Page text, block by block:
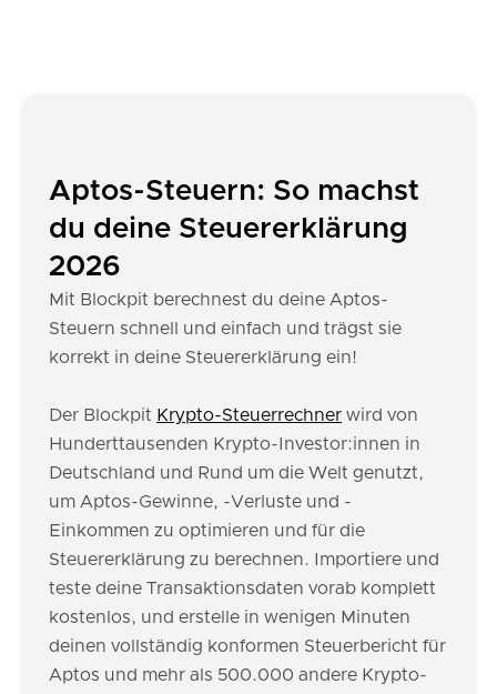
Aptos-Steuern: So machst
du deine Steuererklärung
2026
Mit Blockpit berechnest du deine Aptos-
Steuern schnell und einfach und trägst sie
korrekt in deine Steuererklärung ein!
Der Blockpit Krypto-Steuerrechner wird von
Hunderttausenden Krypto-Investor:innen in
Deutschland und Rund um die Welt genutzt,
um Aptos-Gewinne, -Verluste und -
Einkommen zu optimieren und für die
Steuererklärung zu berechnen. Importiere und
teste deine Transaktionsdaten vorab komplett
kostenlos, und erstelle in wenigen Minuten
deinen vollständig konformen Steuerbericht für
Aptos und mehr als 500.000 andere Krypto-